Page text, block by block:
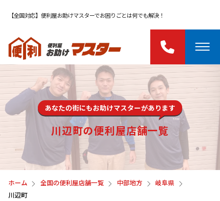
【全国対応】便利屋お助けマスターでお困りごとは何でも解決！
あなたの街にもお助けマスターがあります
川辺町の便利屋店舗一覧
ホーム 全国の便利屋店舗一覧 中部地方
岐阜県
川辺町